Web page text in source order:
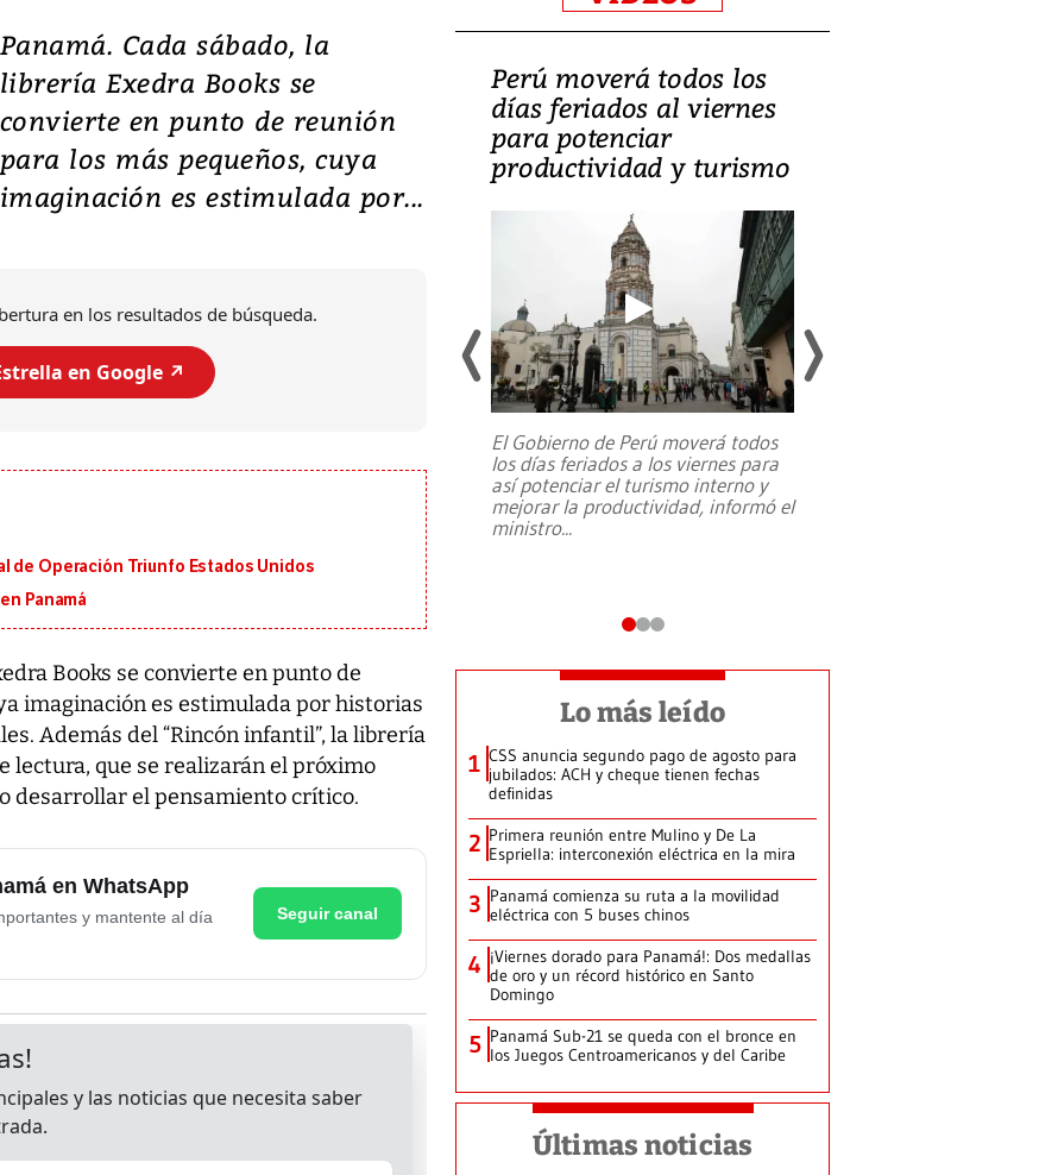
Panamá. Cada sábado, la
librería Exedra Books se
convierte en punto de reunión
para los más pequeños, cuya
imaginación es estimulada por...
en los resultados de búsqueda.
en Google ↗️
de Operación Triunfo Estados Unidos
Panamá
Books se convierte en punto de
imaginación es estimulada por historias
Además del “Rincón infantil”, la librería
lectura, que se realizarán el próximo
desarrollar el pensamiento crítico.
en WhatsApp
y mantente al día
Seguir canal
Video: Lula lanza su
candidatura con
promesas de inversión
en defensa, educación y
tierras raras
Entre recuerdos y escuetas
candidatura...
Perú moverá todos los
días feriados al viernes
para potenciar
productividad y turismo
El Gobierno de Perú moverá todos
los días feriados a los viernes para
así potenciar el turismo interno y
mejorar la productividad, informó el
ministro...
Lo más leído
1 CSS anuncia segundo pago de agosto para
jubilados: ACH y cheque tienen fechas
definidas
2 Primera reunión entre Mulino y De La
Espriella: interconexión eléctrica en la mira
3 Panamá comienza su ruta a la movilidad
eléctrica con 5 buses chinos
4 ¡Viernes dorado para Panamá!: Dos medallas
de oro y un récord histórico en Santo
Domingo
5 Panamá Sub-21 se queda con el bronce en
los Juegos Centroamericanos y del Caribe
Últimas noticias